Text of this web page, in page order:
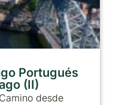
Portugués
(II)
desde